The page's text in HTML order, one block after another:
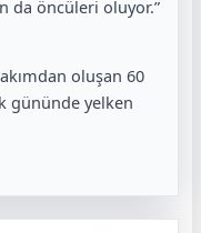
da öncüleri oluyor.”
oluşan 60
gününde yelken